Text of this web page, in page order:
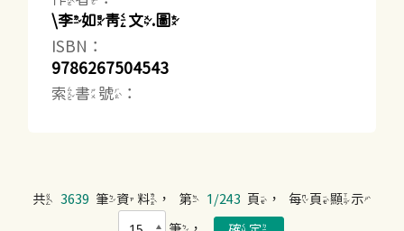
\李如青文.圖
ISBN：
9786267504543
索書號：
共 3639 筆資料，第 1/243 頁，每頁顯示